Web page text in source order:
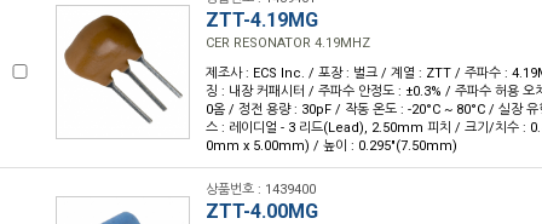
ZTT-4.19MG
CER RESONATOR 4.19MHZ
제조사 : ECS Inc. / 포장 : 벌크 / 계열 : ZTT / 주파수 :
징 : 내장 커패시터 / 주파수 안정도 : ±0.3% / 주파수 허용
0옴 / 정전 용량 : 30pF / 작동 온도 : -20°C ~ 80°C / 실장
스 : 레이디얼 - 3 리드(Lead), 2.50mm 피치 / 크기/치수 :
0mm x 5.00mm) / 높이 : 0.295"(7.50mm)
상품번호 : 1439400
ZTT-4.00MG